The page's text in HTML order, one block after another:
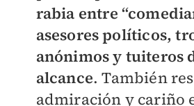
rabia entre
asesores políticos,
anónimos y tuiteros
alcance. También
admiración y cariño